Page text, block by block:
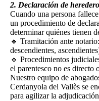
2. Declaración de
Cuando una persona
un procedimiento de
determinar quiénes tienen
🔹 Tramitación ante
descendientes,
🔹 Procedimientos
el parentesco no es directo
Nuestro equipo de
Cerdanyola del Vallès se
para agilizar la